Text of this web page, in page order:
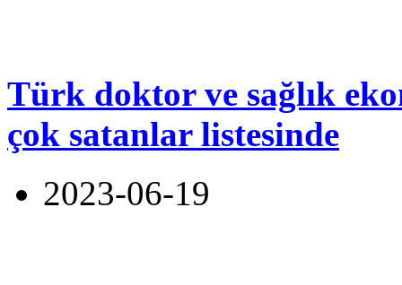
Türk doktor ve sağlık
çok satanlar listesinde
2023-06-19